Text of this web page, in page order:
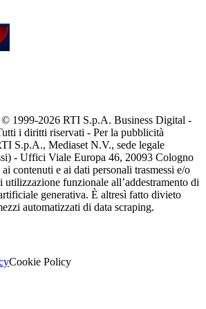
1999-2026 RTI S.p.A. Business Digital -
i diritti riservati - Per la pubblicità
S.p.A., Mediaset N.V., sede legale
- Uffici Viale Europa 46, 20093 Cologno
contenuti e ai dati personali trasmessi e/o
funzionale all’addestramento di
generativa. È altresì fatto divieto
automatizzati di data scraping.
Cookie Policy